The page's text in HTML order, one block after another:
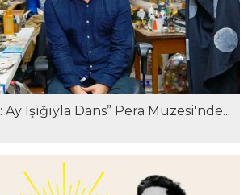
Işığıyla Dans” Pera Müzesi'nde...